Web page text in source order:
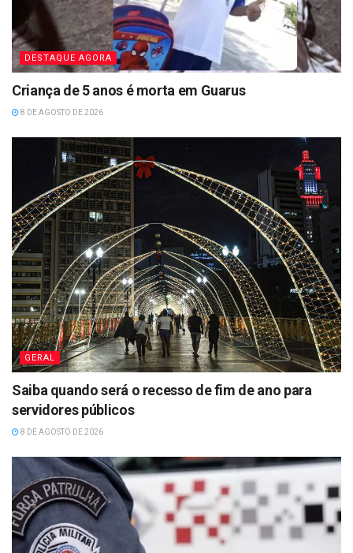
DESTAQUE AGORA
Criança de 5 anos é morta em Guarus
8 DE AGOSTO DE 2026
GERAL
Saiba quando será o recesso de fim de ano para
servidores públicos
8 DE AGOSTO DE 2026